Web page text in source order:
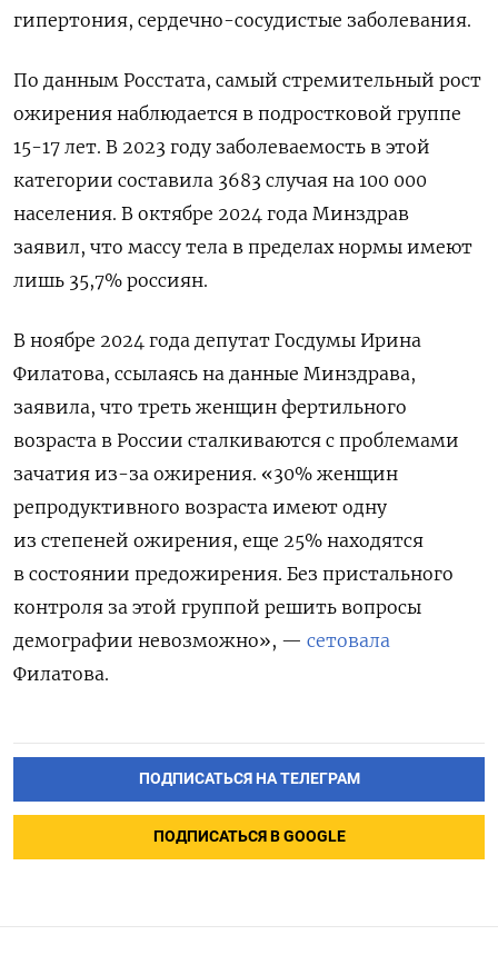
гипертония, сердечно-сосудистые заболевания.
По данным Росстата, самый стремительный рост
ожирения наблюдается в подростковой группе
15-17 лет. В 2023 году заболеваемость в этой
категории составила 3683 случая на 100 000
населения. В октябре 2024 года Минздрав
заявил, что массу тела в пределах нормы имеют
лишь 35,7% россиян.
В ноябре 2024 года депутат Госдумы Ирина
Филатова, ссылаясь на данные Минздрава,
заявила, что треть женщин фертильного
возраста в России сталкиваются с проблемами
зачатия из-за ожирения. «30% женщин
репродуктивного возраста имеют одну
из степеней ожирения, еще 25% находятся
в состоянии предожирения. Без пристального
контроля за этой группой решить вопросы
демографии невозможно», — сетовала
Филатова.
ПОДПИСАТЬСЯ НА ТЕЛЕГРАМ
ПОДПИСАТЬСЯ В GOOGLE